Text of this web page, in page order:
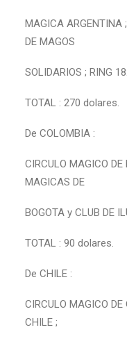
MAGICA ARGENTINA
DE MAGOS
SOLIDARIOS ; RING
TOTAL : 270 dolares.
De COLOMBIA :
CIRCULO MAGICO DE
MAGICAS DE
BOGOTA y CLUB DE
TOTAL : 90 dolares.
De CHILE :
CIRCULO MAGICO
CHILE ;